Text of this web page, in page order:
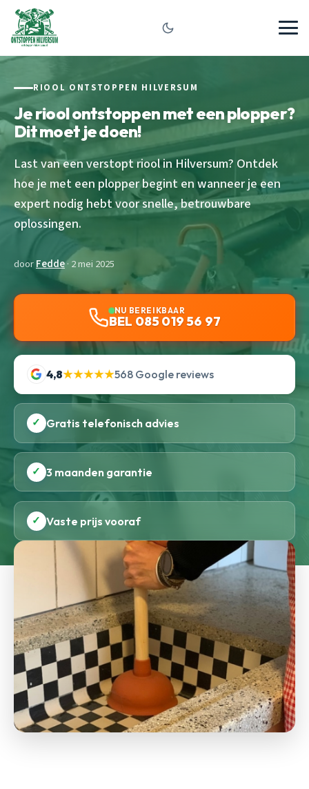
RIOOL ONTSTOPPEN HILVERSUM
Je riool ontstoppen met een plopper?
Dit moet je doen!
Last van een verstopt riool in Hilversum? Ontdek
hoe je met een plopper begint en wanneer je een
expert nodig hebt voor snelle, betrouwbare
oplossingen.
doorFedde· 2 mei 2025
NU BEREIKBAAR
BEL 085 019 56 97
4,8★★★★★568 Google reviews
✓ Gratis telefonisch advies
✓ 3 maanden garantie
✓ Vaste prijs vooraf